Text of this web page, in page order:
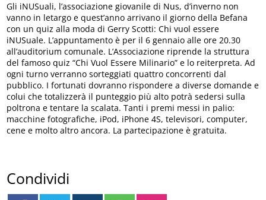
Gli iNUSuali, l’associazione giovanile di Nus, d’inverno non
vanno in letargo e quest’anno arrivano il giorno della Befana
con un quiz alla moda di Gerry Scotti: Chi vuol essere
iNUSuale. L’appuntamento è per il 6 gennaio alle ore 20.30
all’auditorium comunale. L’Associazione riprende la struttura
del famoso quiz “Chi Vuol Essere Milinario” e lo reiterpreta. Ad
ogni turno verranno sorteggiati quattro concorrenti dal
pubblico. I fortunati dovranno rispondere a diverse domande e
colui che totalizzerà il punteggio più alto potrà sedersi sulla
poltrona e tentare la scalata. Tanti i premi messi in palio:
macchine fotografiche, iPod, iPhone 4S, televisori, computer,
cene e molto altro ancora. La partecipazione è gratuita.
Condividi